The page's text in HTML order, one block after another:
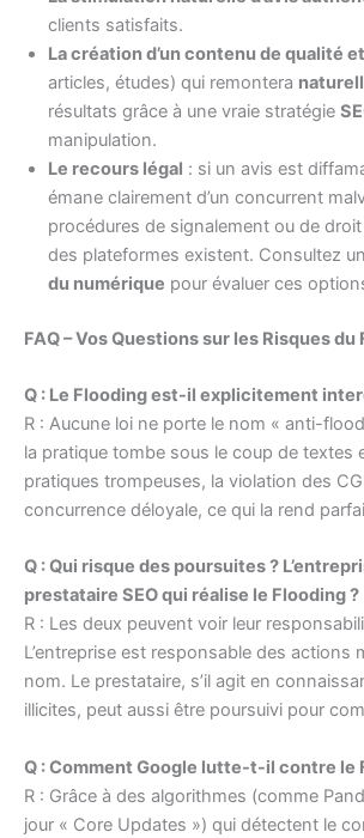
clients satisfaits.
La création d’un contenu de qualité
articles, études) qui remontera
résultats grâce à une vraie stratégie
manipulation.
Le recours légal : si un avis est
émane clairement d’un concurrent
procédures de signalement ou de droit
des plateformes existent. Consultez un
du numérique pour évaluer ces
FAQ – Vos Questions sur les Risques du
Q : Le Flooding est-il explicitement
R : Aucune loi ne porte le nom « anti-
la pratique tombe sous le coup de textes
pratiques trompeuses, la violation des
concurrence déloyale, ce qui la rend
Q : Qui risque des poursuites ?
prestataire SEO qui réalise le Flooding ?
R : Les deux peuvent voir leur
L’entreprise est responsable des actions
nom. Le prestataire, s’il agit en
illicites, peut aussi être poursuivi pour
Q : Comment Google lutte-t-il contre le
R : Grâce à des algorithmes (comme
jour « Core Updates ») qui détectent le